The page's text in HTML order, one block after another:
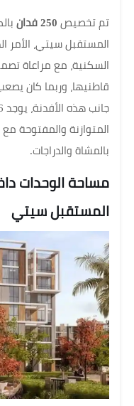
تم تخصيص 250 فدان
المستقبل سيتي،
السكنية، مع مراعاة
قاطنيها، وربما كان
بالمشاة والدراجات.
مساحة الوحدات
المستقبل سيتي